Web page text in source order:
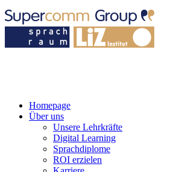
Homepage
Über uns
Unsere Lehrkräfte
Digital Learning
Sprachdiplome
ROI erzielen